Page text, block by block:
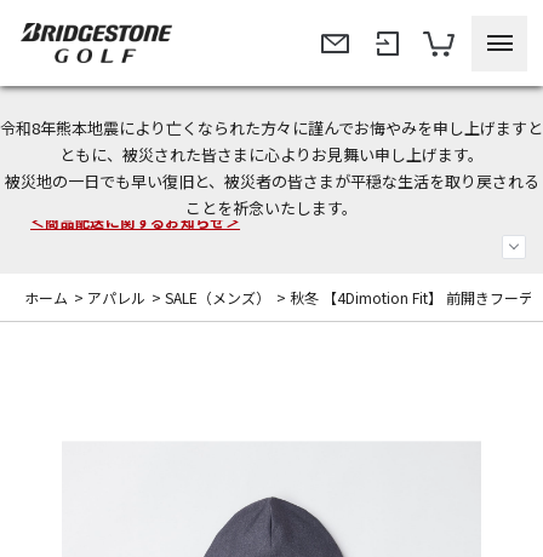
令和8年熊本地震により亡くなられた方々に謹んでお悔やみを申し上げますと
ともに、被災された皆さまに心よりお見舞い申し上げます。
被災地の一日でも早い復旧と、被災者の皆さまが平穏な生活を取り戻される
ことを祈念いたします。
今なら新規会員登録で1,000円OFFクーポンプレゼント！
＜商品配送に関するお知らせ＞
ホーム > アパレル > SALE（メンズ） > 秋冬 【4Dimotion Fit】 前開きフーデ